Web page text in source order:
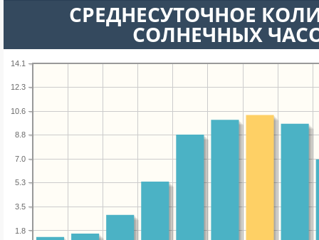
СРЕДНЕСУТОЧНОЕ
СОЛНЕЧНЫХ
1.8
3.5
5.3
7.0
8.8
10.6
12.3
14.1